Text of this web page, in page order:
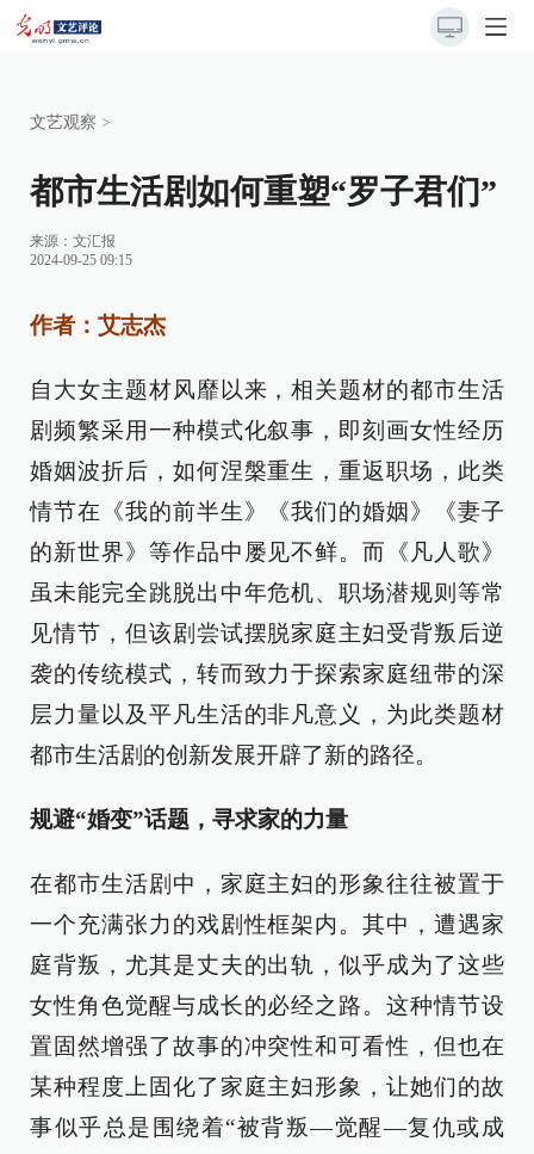
文艺观察 >
都市生活剧如何重塑“罗子君们”
来源： 文汇报
2024-09-25 09:15
作者：艾志杰
自大女主题材风靡以来，相关题材的都市生活
剧频繁采用一种模式化叙事，即刻画女性经历
婚姻波折后，如何涅槃重生，重返职场，此类
情节在《我的前半生》《我们的婚姻》《妻子
的新世界》等作品中屡见不鲜。而《凡人歌》
虽未能完全跳脱出中年危机、职场潜规则等常
见情节，但该剧尝试摆脱家庭主妇受背叛后逆
袭的传统模式，转而致力于探索家庭纽带的深
层力量以及平凡生活的非凡意义，为此类题材
都市生活剧的创新发展开辟了新的路径。
规避“婚变”话题，寻求家的力量
在都市生活剧中，家庭主妇的形象往往被置于
一个充满张力的戏剧性框架内。其中，遭遇家
庭背叛，尤其是丈夫的出轨，似乎成为了这些
女性角色觉醒与成长的必经之路。这种情节设
置固然增强了故事的冲突性和可看性，但也在
某种程度上固化了家庭主妇形象，让她们的故
事似乎总是围绕着“被背叛—觉醒—复仇或成